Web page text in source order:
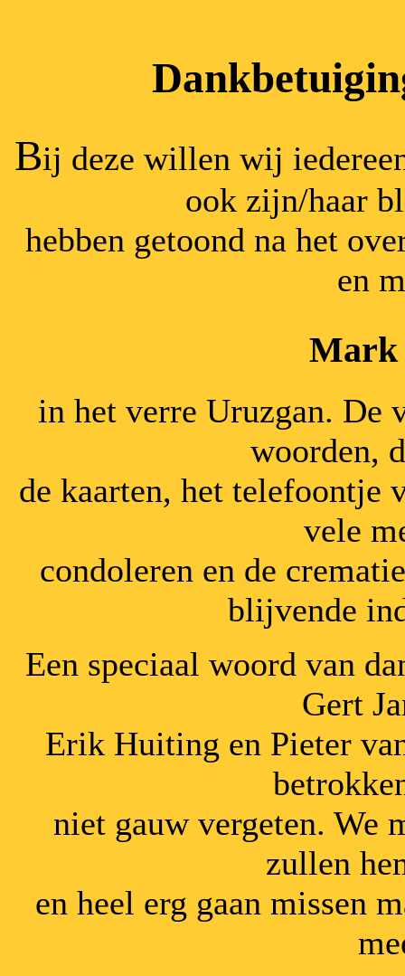
Bij deze willen wij
ook zijn/haar
hebben getoond na het
en
Mark
in het verre Uruzgan. De
woorden,
de kaarten, het telefoontje
vele
condoleren en de
blijvende
Een speciaal woord van
Gert
Erik Huiting en Pieter
niet gauw vergeten. We
zullen
en heel erg gaan missen